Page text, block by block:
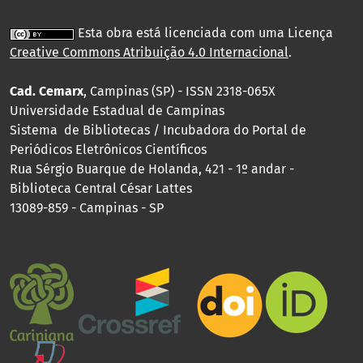
Esta obra está licenciada com uma Licença
Creative Commons Atribuição 4.0 Internacional.
Cad. Cemarx, Campinas (SP) - ISSN 2318-065X
Universidade Estadual de Campinas
Sistema de Bibliotecas / Incubadora do Portal de
Periódicos Eletrônicos Científicos
Rua Sérgio Buarque de Holanda, 421 - 1º andar -
Biblioteca Central César Lattes
13089-859 - Campinas - SP